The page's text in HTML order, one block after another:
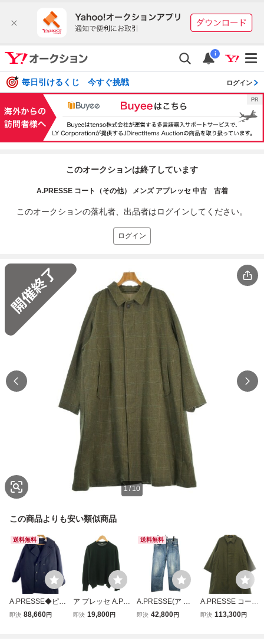
i
毎日引けるくじ 今すぐ挑戦 ログイン
このオークションは終了しています
A.PRESSE コート（その他） メンズ アプレッセ 中古 古着
このオークションの落札者、出品者はログインしてください。
ログイン
1 / 10
この商品よりも安い類似商品
送料無料
A.PRESSE◆ピー
コート/1/ウール/N
即決 88,660円
ア プレッセ A.PR
ESSE ロングスリ
即決 19,800円
送料無料
A.PRESSE(ア プ
レッセ) Washed D
即決 42,800円
A.PRESSE コート
（その他） メンズ
即決 113,300円